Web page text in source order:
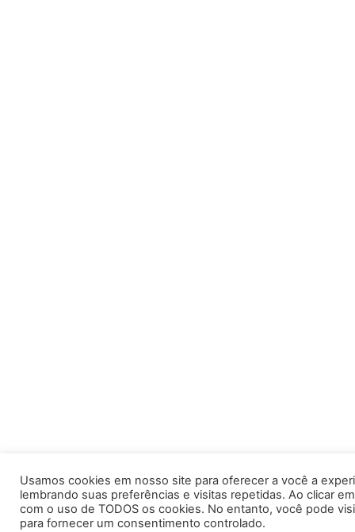
Usamos cookies em nosso site para oferecer a você a
lembrando suas preferências e visitas repetidas. Ao clicar
com o uso de TODOS os cookies. No entanto, você pode
para fornecer um consentimento controlado.